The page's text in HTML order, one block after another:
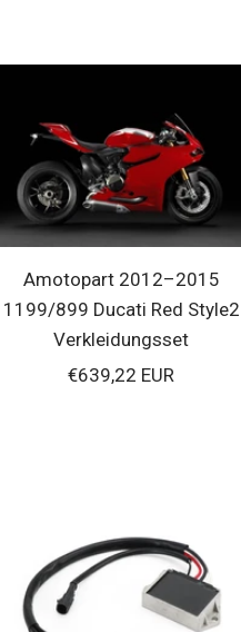
Amotopart 2012–2015
1199/899 Ducati Red Style2
Verkleidungsset
Verkaufspreis
€639,22 EUR